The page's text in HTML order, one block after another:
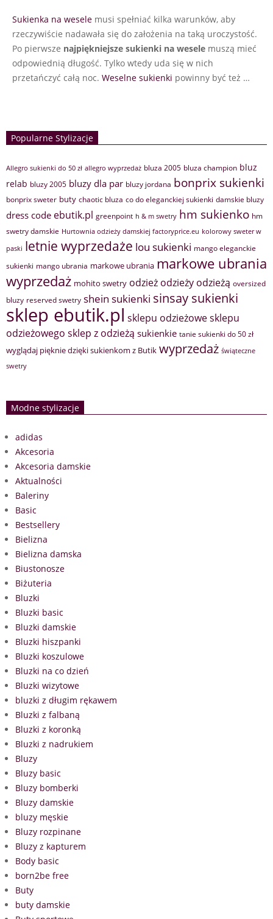
Sukienka na wesele musi spełniać kilka warunków, aby
rzeczywiście nadawała się do założenia na taką uroczystość.
Po pierwsze najpiękniejsze sukienki na wesele muszą mieć
odpowiednią długość. Tylko wtedy uda się w nich
przetańczyć całą noc. Weselne sukienki powinny być też …
Popularne Stylizacje
Allegro sukienki do 50 zł allegro wyprzedaż bluza 2005 bluza champion bluz
relab bluzy 2005 bluzy dla par bluzy jordana bonprix sukienki
bonprix sweter buty chaotic bluza co do eleganckiej sukienki damskie bluzy
dress code ebutik.pl greenpoint h & m swetry hm sukienko hm
swetry damskie Hurtownia odzieży damskiej factoryprice.eu kolorowy sweter w
paski letnie wyprzedaże lou sukienki mango eleganckie
sukienki mango ubrania markowe ubrania markowe ubrania
wyprzedaż mohito swetry odzież odzieży odzieżą oversized
bluzy reserved swetry shein sukienki sinsay sukienki
sklep ebutik.pl sklepu odzieżowesklepu
odzieżowego sklep z odzieżą sukienkie tanie sukienki do 50 zł
wyglądaj pięknie dzięki sukienkom z Butik wyprzedaż świąteczne
swetry
Modne stylizacje
adidas
Akcesoria
Akcesoria damskie
Aktualności
Baleriny
Basic
Bestsellery
Bielizna
Bielizna damska
Biustonosze
Biżuteria
Bluzki
Bluzki basic
Bluzki damskie
Bluzki hiszpanki
Bluzki koszulowe
Bluzki na co dzień
Bluzki wizytowe
bluzki z długim rękawem
Bluzki z falbaną
Bluzki z koronką
Bluzki z nadrukiem
Bluzy
Bluzy basic
Bluzy bomberki
Bluzy damskie
bluzy męskie
Bluzy rozpinane
Bluzy z kapturem
Body basic
born2be free
Buty
buty damskie